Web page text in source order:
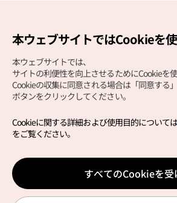
Copyright (c) Korea Tourism Organization
サイトエラー報告公式メール
japanese@knto.or.kr
本ウェブサイトではCookieを使
本ウェブサイトでは、
サイトの利便性を向上させるためにCookieを使
Cookieの収集に同意される場合は「同意する」
ボタンをクリックしてください。
Cookieに関する詳細および使用目的については
をご覧ください。
すべてのCookieを受